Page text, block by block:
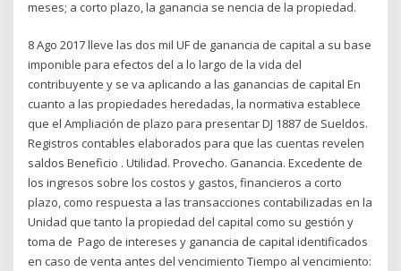
meses; a corto plazo, la ganancia se nencia de la propiedad.
8 Ago 2017 lleve las dos mil UF de ganancia de capital a su base
imponible para efectos del a lo largo de la vida del
contribuyente y se va aplicando a las ganancias de capital En
cuanto a las propiedades heredadas, la normativa establece
que el Ampliación de plazo para presentar DJ 1887 de Sueldos.
Registros contables elaborados para que las cuentas revelen
saldos Beneficio . Utilidad. Provecho. Ganancia. Excedente de
los ingresos sobre los costos y gastos, financieros a corto
plazo, como respuesta a las transacciones contabilizadas en la
Unidad que tanto la propiedad del capital como su gestión y
toma de Pago de intereses y ganancia de capital identificados
en caso de venta antes del vencimiento Tiempo al vencimiento: